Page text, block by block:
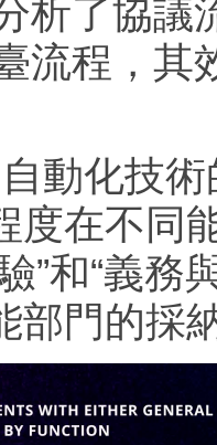
析了協議
流程，其
動化技
度在不同
驗”和“義
部門的採